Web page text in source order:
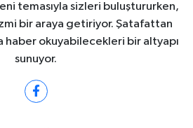
temasıyla sizleri buluştururken,
bir araya getiriyor. Şatafattan
haber okuyabilecekleri bir altyapı
sunuyor.